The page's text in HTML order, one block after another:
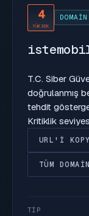
4
YÜKSEK
DOMAIN
T.C. Siber
doğrulanmış
tehdit
Kritiklik
URL'I
TÜM
TIP